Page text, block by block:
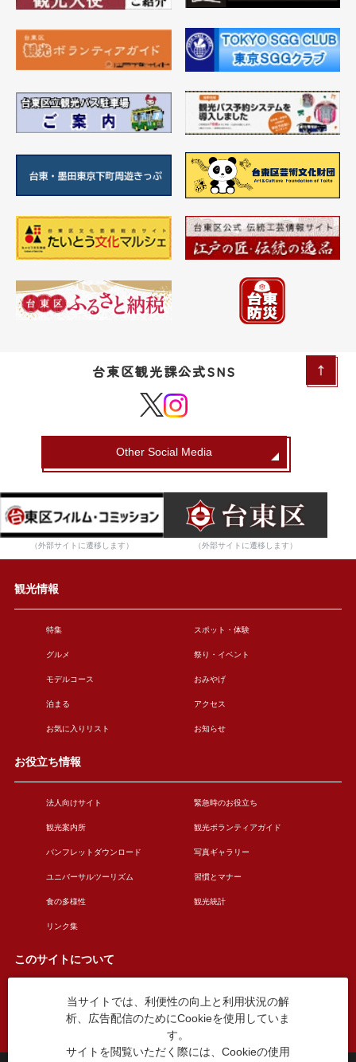
台東区観光課公式SNS
Other Social Media
（外部サイトに遷移します） （外部サイトに遷移します）
観光情報
特集 スポット・体験
グルメ 祭り・イベント
モデルコース おみやげ
泊まる アクセス
お気に入りリスト お知らせ
お役立ち情報
法人向けサイト 緊急時のお役立ち
観光案内所 観光ボランティアガイド
パンフレットダウンロード 写真ギャラリー
ユニバーサルツーリズム 習慣とマナー
食の多様性 観光統計
リンク集
このサイトについて
このサイトについて 広告掲載について
お問い合わせ
当サイトでは、利便性の向上と利用状況の解
析、広告配信のためにCookieを使用していま
す。
サイトを閲覧いただく際には、Cookieの使用